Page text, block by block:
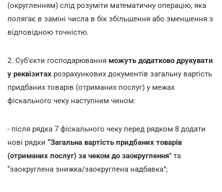
(округленням) слід розуміти математичну операцію, яка
полягає в заміні числа в бік збільшення або зменшення з
відповідною точністю.
2. Суб'єкти господарювання можуть додатково друкувати
у реквізитах розрахункових документів загальну вартість
придбаних товарів (отриманих послуг) у межах
фіскального чеку наступним чином:
- після рядка 7 фіскального чеку перед рядком 8 додати
нові рядки “Загальна вартість придбаних товарів
(отриманих послуг) за чеком до заокруглення” та
“заокруглена знижка/заокруглена надбавка”;